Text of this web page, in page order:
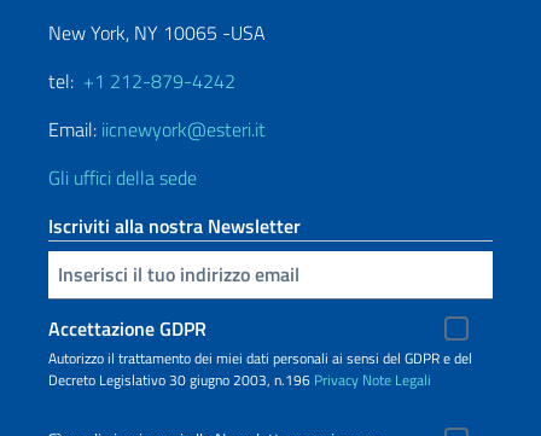
New York, NY 10065 -USA
tel: +1 212-879-4242
Email: iicnewyork@esteri.it
Gli uffici della sede
Iscriviti alla nostra Newsletter
Inserisci la tua email
Accettazione GDPR
Autorizzo il trattamento dei miei dati personali ai sensi del GDPR e del
Decreto Legislativo 30 giugno 2003, n.196 Privacy Note Legali